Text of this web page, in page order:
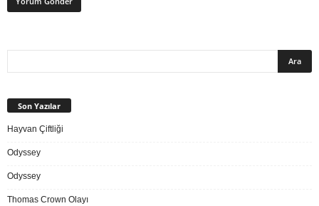
Son Yazılar
Hayvan Çiftliği
Odyssey
Odyssey
Thomas Crown Olayı